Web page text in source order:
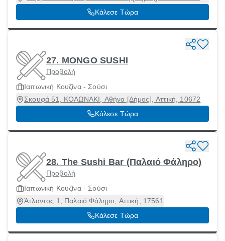
54622
Κάλεσε Τώρα
27. MONGO SUSHI
Προβολή
Ιαπωνική Κουζίνα - Σούσι
Σκουφά 51, ΚΟΛΩΝΑΚΙ, Αθήνα [Δήμος], Αττική, 10672
Κάλεσε Τώρα
28. The Sushi Bar (Παλαιό Φάληρο)
Προβολή
Ιαπωνική Κουζίνα - Σούσι
Άτλαντος 1, Παλαιό Φάληρο, Αττική, 17561
Κάλεσε Τώρα